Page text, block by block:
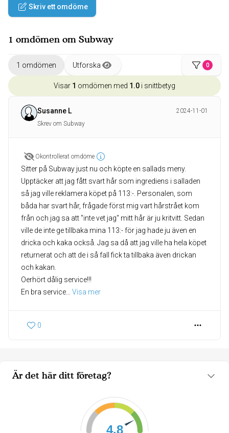
Är det här ditt företag?
4.8
Skriv ett omdöme
1 omdömen om Subway
1 omdömen Utforska 0
Visar 1 omdömen med 1.0 i snittbetyg
Susanne L
2024-11-01
Skrev om Subway
Okontrollerat omdöme
Sitter på Subway just nu och köpte en sallads meny.
Upptäcker att jag fått svart hår som ingrediens i salladen
så jag ville reklamera köpet på 113:-. Personalen, som
båda har svart hår, frågade först mig vart hårstrået kom
från och jag sa att "inte vet jag" mitt hår är ju kritvitt. Sedan
ville de inte ge tillbaka mina 113:- för jag hade ju även en
dricka och kaka också. Jag sa då att jag ville ha hela köpet
returnerat och att de i så fall fick ta tillbaka även drickan
och kakan.
Oerhört dålig service!!!
En bra service
Visa mer
0